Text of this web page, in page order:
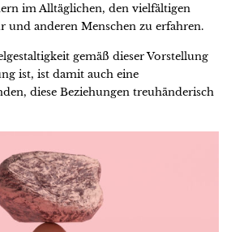
im Alltäglichen, den vielfältigen
und anderen Menschen zu erfahren.
gemäß dieser Vorstellung
ist, ist damit auch eine
diese Beziehungen treuhänderisch